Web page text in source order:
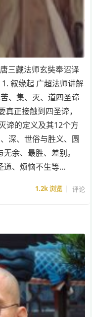
三藏法师玄奘奉诏译
叙缘起 广超法师讲解
、集、灭、道四圣谛
正接触到四圣谛，
谛的定义及其12个方
深、世俗与胜义、圆
余、最胜、差别。
道、烦恼不生等…
1.2k浏览 评论